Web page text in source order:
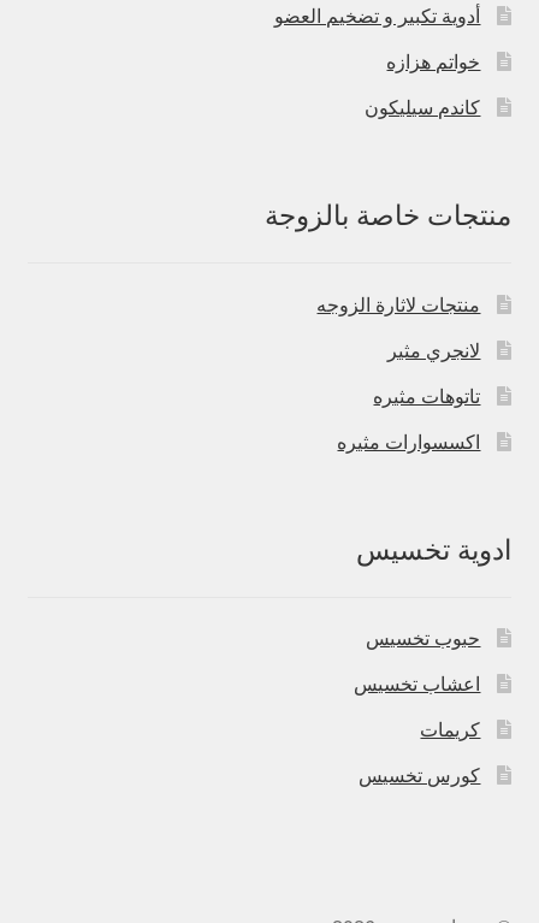
أدوية تكبير و تضخيم العضو
خواتم هزازه
كاندم سيليكون
منتجات خاصة بالزوجة
منتجات لاثارة الزوجه
لانجري مثير
تاتوهات مثيره
اكسسوارات مثيره
ادوية تخسيس
حبوب تخسيس
اعشاب تخسيس
كريمات
كورس تخسيس